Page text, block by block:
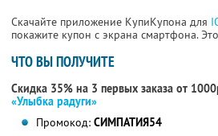
Скачайте приложение КупиКупона для
покажите купон с экрана смартфона.
ЧТО ВЫ ПОЛУЧИТЕ
Скидка 35% на 3 первых заказа от
«Улыбка радуги»
Промокод: СИМПАТИЯ54